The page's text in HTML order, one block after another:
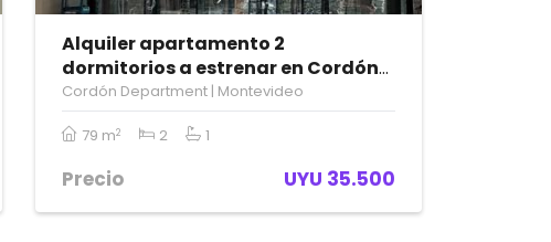
Alquiler apartamento 2
dormitorios a estrenar en Cordón
Sur.
Cordón Department | Montevideo
79 m2 2 1
Precio UYU 35.500